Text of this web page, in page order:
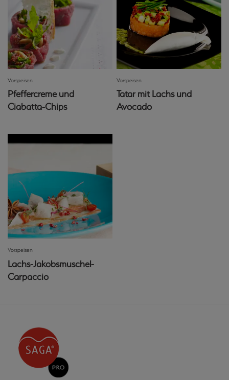
Vorspeisen
Pfeffercreme und
Ciabatta-Chips
Vorspeisen
Tatar mit Lachs und
Avocado
Vorspeisen
Lachs-Jakobsmuschel-
Carpaccio